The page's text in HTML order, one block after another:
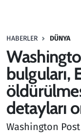
HABERLER DÜNYA
bulguları,
detayları
Washington
Haber
Kültür Sanat
Kurumsal
Lezzet Durağı